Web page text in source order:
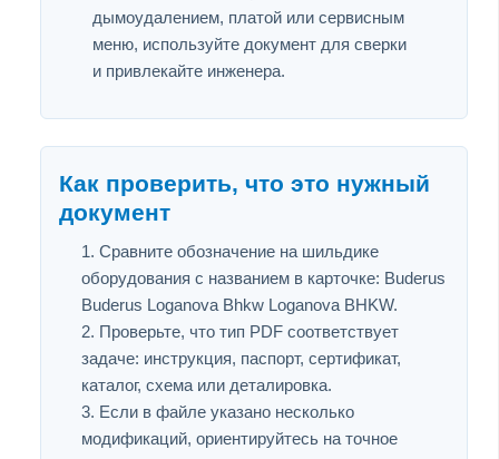
дымоудалением, платой или сервисным
меню, используйте документ для сверки
и привлекайте инженера.
Как проверить, что это нужный
документ
Сравните обозначение на шильдике
оборудования с названием в карточке: Buderus
Buderus Loganova Bhkw Loganova BHKW.
Проверьте, что тип PDF соответствует
задаче: инструкция, паспорт, сертификат,
каталог, схема или деталировка.
Если в файле указано несколько
модификаций, ориентируйтесь на точное